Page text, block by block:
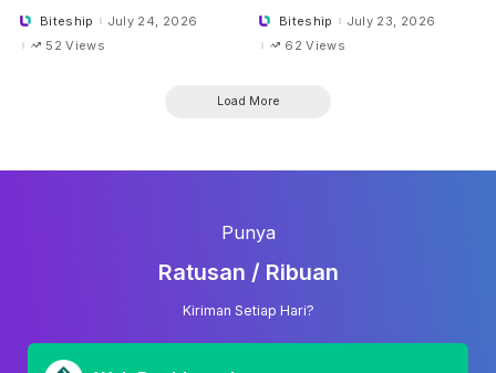
PostedBiteship
July 24, 2026
52 Views
PostedBiteship
July 23, 2026
62 Views
Load More
Punya
Ratusan / Ribuan
Kiriman Setiap Hari?